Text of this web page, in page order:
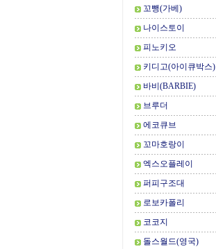
꼬뺑(가베)
나이스토이
피노키오
키디고(아이큐박스)
바비(BARBIE)
브루더
에코큐브
꼬마호랑이
엑스오플레이
퍼피구조대
로보카폴리
코코지
돌스월드(영국)